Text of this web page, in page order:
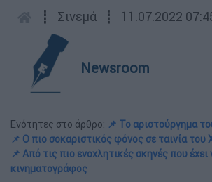
┋ Σινεμά ┋ 11.07.2022
Newsroom
Ενότητες στο άρθρο: 📌 Το αριστούργημα
📌 Ο πιο σοκαριστικός φόνος σε ταινία του
📌 Από τις πιο ενοχλητικές σκηνές που
κινηματογράφος